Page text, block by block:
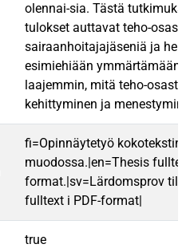
olennai-sia. Tästä
tulokset auttavat teho-
sairaanhoitajajäseniä ja
esimiehiään ymmärtämään
laajemmin, mitä teho-
kehittyminen ja
fi=Opinnäytetyö kokotekstinä
muodossa.|en=Thesis
format.|sv=Lärdomsprov
fulltext i PDF-format|
true